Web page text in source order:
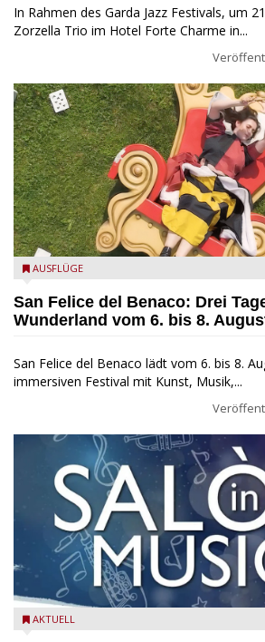
In Rahmen des Garda Jazz Festivals, um
Zorzella Trio im Hotel Forte Charme in...
San Felice del Benaco: Drei Tage im
AUSFLÜGE
San Felice del Benaco: Drei
Wunderland vom 6. bis 8.
San Felice del Benaco lädt vom 6. bis 8.
immersiven Festival mit Kunst, Musik,...
Salò in Musica 2026
AKTUELL